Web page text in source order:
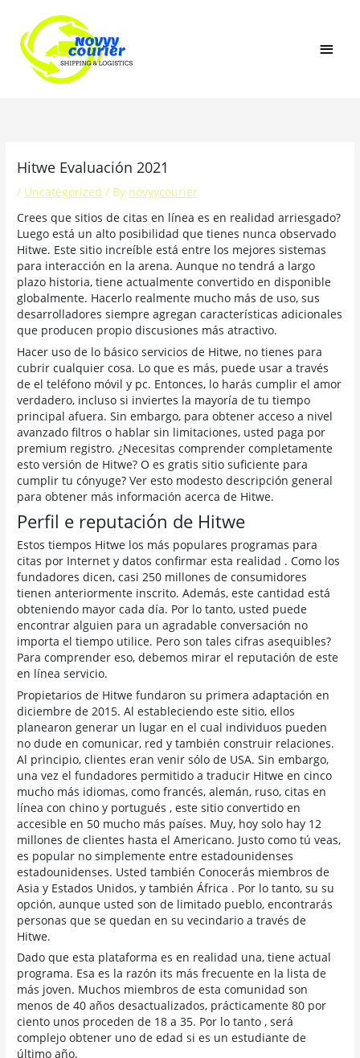
content
Hitwe Evaluación 2021
/ Uncategorized / By novyycourier
Crees que sitios de citas en línea es en realidad arriesgado?
Luego está un alto posibilidad que tienes nunca observado
Hitwe. Este sitio increíble está entre los mejores sistemas
para interacción en la arena. Aunque no tendrá a largo
plazo historia, ​​tiene actualmente convertido en disponible
globalmente. Hacerlo realmente mucho más de uso, sus
desarrolladores siempre agregan características adicionales
que producen propio discusiones más atractivo.
Hacer uso de lo básico servicios de Hitwe, no tienes para
cubrir cualquier cosa. Lo que es más, puede usar a través
de el teléfono móvil y pc. Entonces, lo harás cumplir el amor
verdadero, incluso si inviertes la mayoría de tu tiempo
principal afuera. Sin embargo, para obtener acceso a nivel
avanzado filtros o hablar sin limitaciones, usted paga por
premium registro. ¿Necesitas comprender completamente
esto versión de Hitwe? O es gratis sitio suficiente para
cumplir tu cónyuge? Ver esto modesto descripción general
para obtener más información acerca de Hitwe.
Perfil e reputación de Hitwe
Estos tiempos Hitwe los más populares programas para
citas por Internet y datos confirmar esta realidad . Como los
fundadores dicen, casi 250 millones de consumidores
tienen anteriormente inscrito. Además, este cantidad está
obteniendo mayor cada día. Por lo tanto, usted puede
encontrar alguien para un agradable conversación no
importa el tiempo utilice. Pero son tales cifras asequibles?
Para comprender eso, debemos mirar el reputación de este
en línea servicio.
Propietarios de Hitwe fundaron su primera adaptación en
diciembre de 2015. Al estableciendo este sitio, ellos
planearon generar un lugar en el cual individuos pueden
no dude en comunicar, red y también construir relaciones.
Al principio, clientes eran venir sólo de USA. Sin embargo,
una vez el fundadores permitido a traducir Hitwe en cinco
mucho más idiomas, como francés, alemán, ruso, citas en
línea con chino y portugués , este sitio convertido en
accesible en 50 mucho más países. Muy, hoy solo hay 12
millones de clientes hasta el Americano. Justo como tú veas,
es popular no simplemente entre estadounidenses
estadounidenses. Usted también Conocerás miembros de
Asia y Estados Unidos, y también África . Por lo tanto, su su
opción, aunque usted son de limitado pueblo, encontrarás
personas que se quedan en su vecindario a través de
Hitwe.
Dado que esta plataforma es en realidad una, tiene actual
programa. Esa es la razón its más frecuente en la lista de
más joven. Muchos miembros de esta comunidad son
menos de 40 años desactualizados, prácticamente 80 por
ciento unos proceden de 18 a 35. Por lo tanto , será
complejo obtener uno de edad si es un estudiante de
último año.